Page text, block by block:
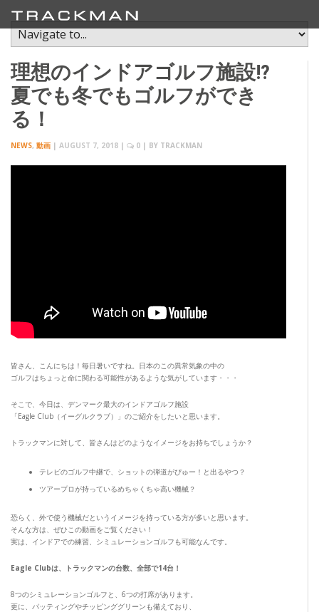
理想のインドアゴルフ施設!?
夏でも冬でもゴルフができ
る！
NEWS, 動画 | AUGUST 7, 2018 | 0 | BY TRACKMAN
皆さん、こんにちは！毎日暑いですね。日本のこの異常気象の中の
ゴルフはちょっと命に関わる可能性があるような気がしています・・・
そこで、今日は、デンマーク最大のインドアゴルフ施設
「Eagle Club（イーグルクラブ）」のご紹介をしたいと思います。
トラックマンに対して、皆さんはどのようなイメージをお持ちでしょうか？
テレビのゴルフ中継で、ショットの弾道がぴゅー！と出るやつ？
ツアープロが持っているめちゃくちゃ高い機械？
恐らく、外で使う機械だというイメージを持っている方が多いと思います。
そんな方は、ぜひこの動画をご覧ください！
実は、インドアでの練習、シミュレーションゴルフも可能なんです。
Eagle Clubは、トラックマンの台数、全部で14台！
8つのシミュレーションゴルフと、6つの打席があります。
更に、パッティングやチッピンググリーンも備えており、